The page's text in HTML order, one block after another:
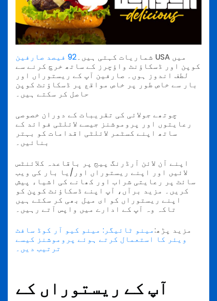
شماریات کہتی ہیں۔92 فیصد صارفین
USA میں
کوپن اور ڈسکاؤنٹ واؤچرز کے ساتھ خرچ کرنے سے
لطف اندوز ہوں۔ صارفین آپ کے ریستوراں اور
بار سے خاص طور پر خاص مواقع پر ڈسکاؤنٹ کوپن
حاصل کر سکتے ہیں۔
چوتھے جولائی کی تقریبات کے دوران خصوصی
رعایتوں اور پروموشنز جیسے لائلٹی فوائد کے
ساتھ اپنے کسٹمر لائلٹی اقدامات کو بہتر
بنائیں۔
اپنے آن لائن آرڈرنگ پیج پر باقاعدہ کلائنٹس
لائیں اور اپنے ریستوراں اور/یا بار کی ویب
سائٹ پر رعایتی شراب اور کھانے کی اشیاء پیش
کریں۔ مزید برآں، آپ اپنے ڈسکاؤنٹ کوپن کو
اپنے ریستوراں کو ای میل بھی کر سکتے ہیں
تاکہ وہ آپ کے ادارے میں واپس آتے رہیں۔
مزید پڑھ:مینو ٹائیگر: مینو کیو آر کوڈ سافٹ
ویئر کا استعمال کرتے ہوئے پروموشنز کیسے
ترتیب دیں۔
آپ کے ریستوراں کے